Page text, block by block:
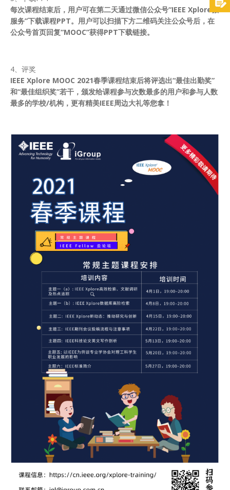
每次课程结束后，用户可在第二天通过微信公众号“IEEE Xplore微
服务”下载课程PPT。用户可以扫描下方二维码关注公众号后，在
公众号首页回复“MOOC”获得PPT下载链接。
4、评奖
IEEE Xplore MOOC 2021春季课程结束后将评选出“最佳出勤奖”
和“最佳组织奖”若干，颁发给课程参与次数最多的用户和参与人数
最多的学校/机构，更有精美IEEE周边大礼等您拿！